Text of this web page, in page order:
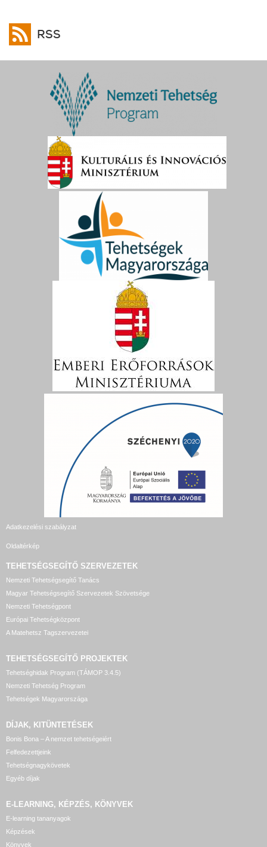
RSS
Adatkezelési szabályzat
Oldaltérkép
TEHETSÉGSEGÍTŐ SZERVEZETEK
Nemzeti Tehetségsegítő Tanács
Magyar Tehetségsegítő Szervezetek Szövetsége
Nemzeti Tehetségpont
Európai Tehetségközpont
A Matehetsz Tagszervezetei
TEHETSÉGSEGÍTŐ PROJEKTEK
Tehetséghidak Program (TÁMOP 3.4.5)
Nemzeti Tehetség Program
Tehetségek Magyarországa
DÍJAK, KITÜNTETÉSEK
Bonis Bona – A nemzet tehetségeiért
Felfedezettjeink
Tehetségnagykövetek
Egyéb díjak
E-LEARNING, KÉPZÉS, KÖNYVEK
E-learning tananyagok
Képzések
Könyvek